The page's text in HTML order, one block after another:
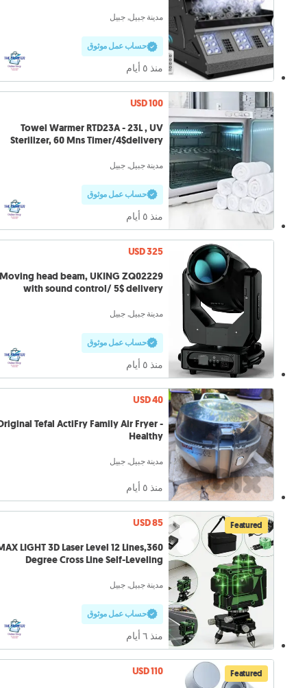
مدينة جبيل, جبيل
حساب عمل موثوق
منذ ٥ أيام
USD 100
Towel Warmer RTD23A - 23L , UV
Sterilizer, 60 Mns Timer/4$delivery
مدينة جبيل, جبيل
حساب عمل موثوق
منذ ٥ أيام
USD 325
head beam, UKING ZQ02229
with sound control/ 5$ delivery
مدينة جبيل, جبيل
حساب عمل موثوق
منذ ٥ أيام
USD 40
Tefal ActiFry Family Air Fryer -
Healthy
مدينة جبيل, جبيل
منذ ٥ أيام
Featured
USD 85
LIGHT 3D Laser Level 12 Lines,360
Degree Cross Line Self-Leveling
مدينة جبيل, جبيل
حساب عمل موثوق
منذ ٦ أيام
Featured
USD 110